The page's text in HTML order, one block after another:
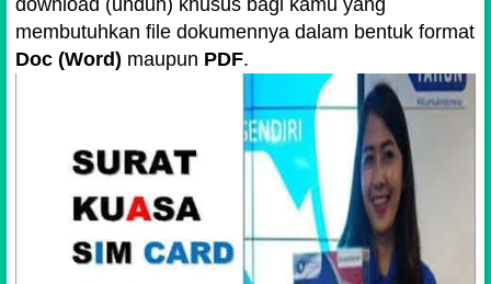
membutuhkan file dokumennya dalam bentuk format
Doc (Word) maupun PDF.